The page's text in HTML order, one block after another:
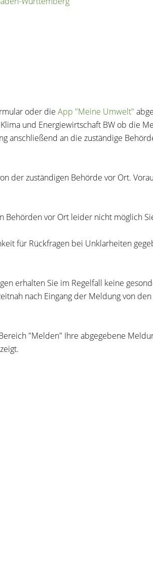
oder die App "Meine Umwelt"
und Energiewirtschaft BW ob die
an die zuständige
der zuständigen Behörde vor Ort.
Behörden vor Ort leider nicht möglich
für Rückfragen bei Unklarheiten
erhalten Sie im Regelfall keine
nach Eingang der Meldung von
"Melden" Ihre abgegebene